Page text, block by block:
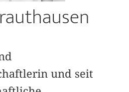
und seit